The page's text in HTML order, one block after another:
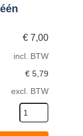
€ 7,00
incl. BTW
€ 5,79
excl. BTW